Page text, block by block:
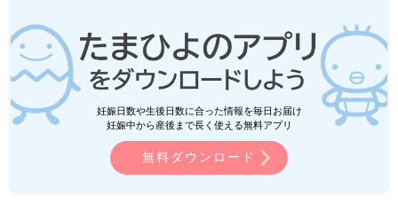
妊娠日数や生後日数に合った情報を毎日お届け
妊娠中から産後まで長く使える無料アプリ
無料ダウンロード